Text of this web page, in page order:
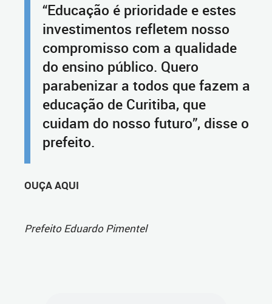
“Educação é prioridade e estes
investimentos refletem nosso
compromisso com a qualidade
do ensino público. Quero
parabenizar a todos que fazem a
educação de Curitiba, que
cuidam do nosso futuro”, disse o
prefeito.
OUÇA AQUI
Prefeito Eduardo Pimentel